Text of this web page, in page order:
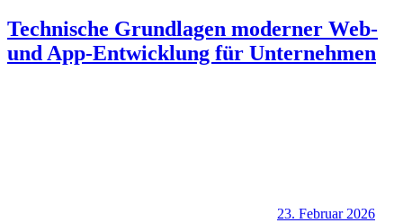
Technische Grundlagen moderner Web-
und App-Entwicklung für Unternehmen
23. Februar 2026